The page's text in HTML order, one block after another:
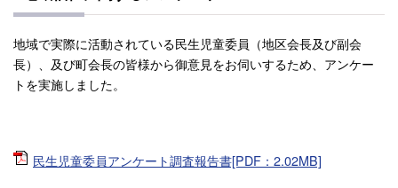
地域で実際に活動されている民生児童委員（地区会長及び副会
長）、及び町会長の皆様から御意見をお伺いするため、アンケー
トを実施しました。
民生児童委員アンケート調査報告書[PDF：2.02MB]